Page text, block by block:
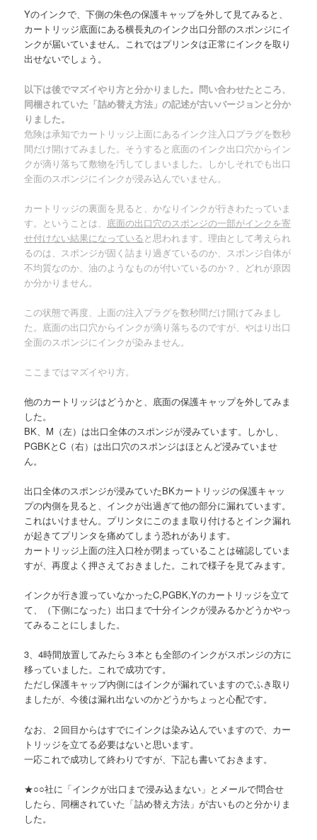
Yのインクで、下側の朱色の保護キャップを外して見てみると、
カートリッジ底面にある横長丸のインク出口分部のスポンジにイ
ンクが届いていません。これではプリンタは正常にインクを取り
出せないでしょう。
以下は後でマズイやり方と分かりました。問い合わせたところ、
同梱されていた「詰め替え方法」の記述が古いバージョンと分か
りました。
危険は承知でカートリッジ上面にあるインク注入口プラグを数秒
間だけ開けてみました。そうすると底面のインク出口穴からイン
クが滴り落ちて敷物を汚してしまいました。しかしそれでも出口
全面のスポンジにインクが浸み込んでいません。
カートリッジの裏面を見ると、かなりインクが行きわたっていま
す。ということは、
底面の出口穴のスポンジの一部がインクを寄
せ付けない結果になっている と思われます。理由として考えられ
るのは、スポンジが固く詰まり過ぎているのか、スポンジ自体が
不均質なのか、油のようなものが付いているのか？、どれが原因
か分かりません。
この状態で再度、上面の注入プラグを数秒間だけ開けてみまし
た。底面の出口穴からインクが滴り落ちるのですが、やはり出口
全面のスポンジにインクが染みません。
ここまではマズイやり方。
他のカートリッジはどうかと、底面の保護キャップを外してみま
した。
BK、M（左）は出口全体のスポンジが浸みています。しかし、
PGBKとC（右）は出口穴のスポンジはほとんど浸みていませ
ん。
出口全体のスポンジが浸みていたBKカートリッジの保護キャッ
プの内側を見ると、インクが出過ぎて他の部分に漏れています。
これはいけません。プリンタにこのまま取り付けるとインク漏れ
が起きてプリンタを痛めてしまう恐れがあります。
カートリッジ上面の注入口栓が閉まっていることは確認していま
すが、再度よく押さえておきました。これで様子を見てみます。
インクが行き渡っていなかったC,PGBK,Yのカートリッジを立て
て、（下側になった）出口まで十分インクが浸みるかどうかやっ
てみることにしました。
3、4時間放置してみたら３本とも全部のインクがスポンジの方に
移っていました。これで成功です。
ただし保護キャップ内側にはインクが漏れていますのでふき取り
ましたが、今後は漏れ出ないのかどうかちょっと心配です。
なお、２回目からはすでにインクは染み込んでいますので、カー
トリッジを立てる必要はないと思います。
一応これで成功して終わりですが、下記も書いておきます。
★○○社に「インクが出口まで浸み込まない」とメールで問合せ
したら、同梱されていた「詰め替え方法」が古いものと分かりま
した。